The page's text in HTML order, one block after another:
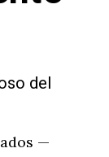
del
—